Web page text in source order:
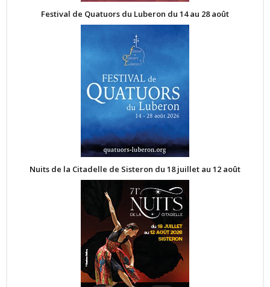
Festival de Quatuors du Luberon du 14 au 28 août
Nuits de la Citadelle de Sisteron du 18 juillet au 12 août